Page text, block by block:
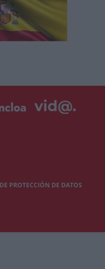
PROTECCIÓN DE DATOS